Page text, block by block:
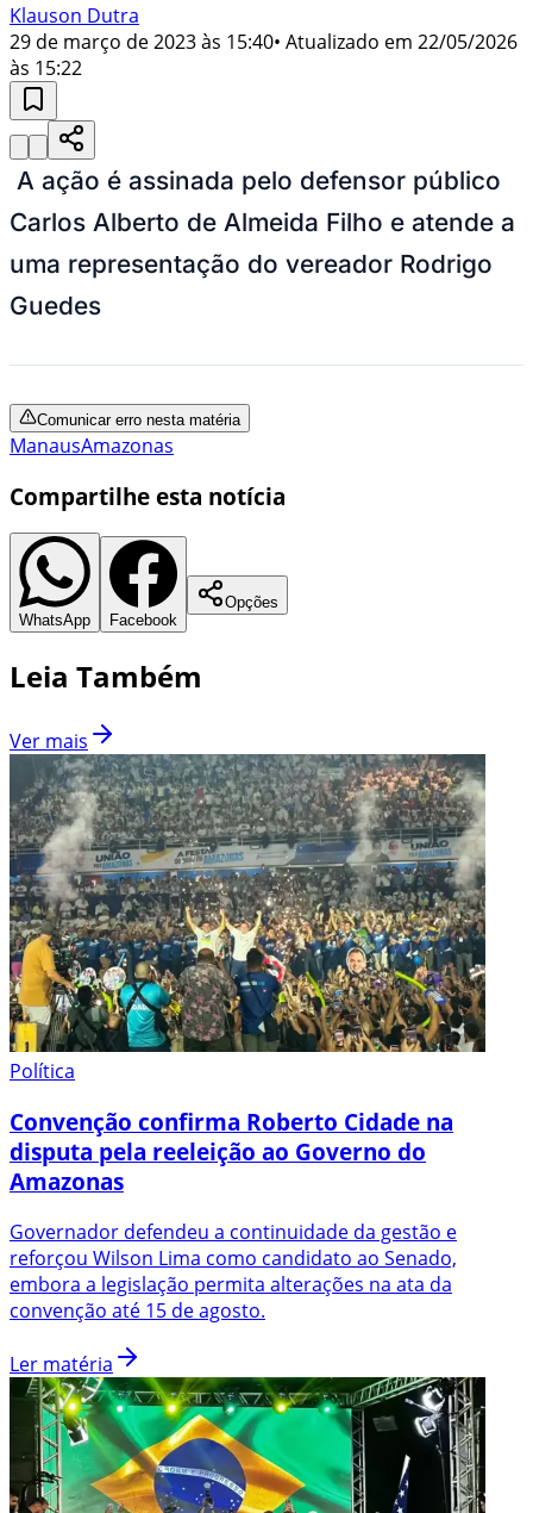
Klauson Dutra
29 de março de 2023 às 15:40• Atualizado em 22/05/2026
às 15:22
A ação é assinada pelo defensor público
Carlos Alberto de Almeida Filho e atende a
uma representação do vereador Rodrigo
Guedes
Comunicar erro nesta matéria
ManausAmazonas
Compartilhe esta notícia
WhatsApp Facebook
Opções
Leia Também
Ver mais
Política
Convenção confirma Roberto Cidade na
disputa pela reeleição ao Governo do
Amazonas
Governador defendeu a continuidade da gestão e
reforçou Wilson Lima como candidato ao Senado,
embora a legislação permita alterações na ata da
convenção até 15 de agosto.
Ler matéria